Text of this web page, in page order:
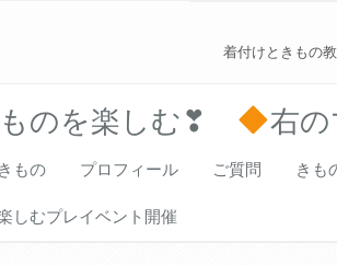
着付けときもの
ものを楽しむ❣ 右
もの プロフィール ご質問 きも
しむプレイベント開催